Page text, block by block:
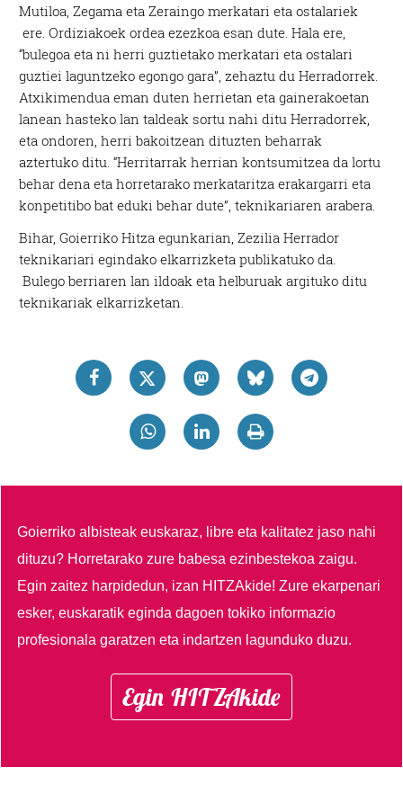
Mutiloa, Zegama eta Zeraingo merkatari eta ostalariek
ere. Ordiziakoek ordea ezezkoa esan dute. Hala ere,
“bulegoa eta ni herri guztietako merkatari eta ostalari
guztiei laguntzeko egongo gara”, zehaztu du Herradorrek.
Atxikimendua eman duten herrietan eta gainerakoetan
lanean hasteko lan taldeak sortu nahi ditu Herradorrek,
eta ondoren, herri bakoitzean dituzten beharrak
aztertuko ditu. “Herritarrak herrian kontsumitzea da lortu
behar dena eta horretarako merkataritza erakargarri eta
konpetitibo bat eduki behar dute”, teknikariaren arabera.
Bihar, Goierriko Hitza egunkarian, Zezilia Herrador
teknikariari egindako elkarrizketa publikatuko da.
Bulego berriaren lan ildoak eta helburuak argituko ditu
teknikariak elkarrizketan.
Goierriko albisteak euskaraz, libre eta kalitatez jaso nahi
dituzu? Horretarako zure babesa ezinbestekoa zaigu.
Egin zaitez harpidedun, izan HITZAkide!Zure ekarpenari
esker, euskaratik eginda dagoen tokiko informazio
profesionala garatzen eta indartzen lagunduko duzu.
Egin HITZAkide